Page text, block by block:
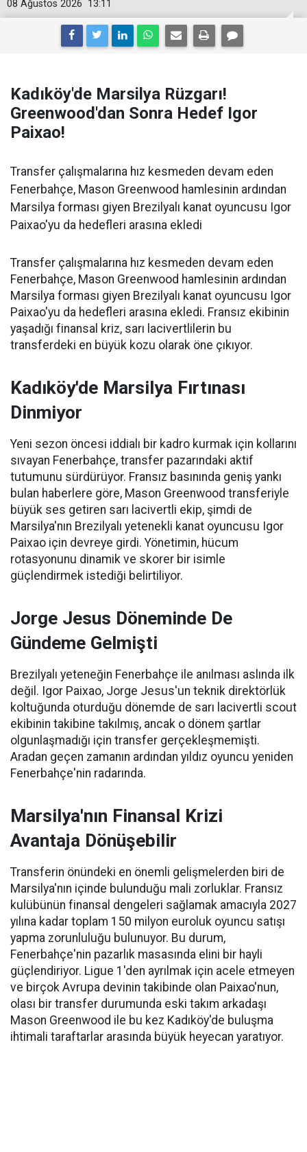
13:11
08 Ağustos 2026
Kadıköy'de Marsilya Rüzgarı!
Greenwood'dan Sonra Hedef Igor
Paixao!
Transfer çalışmalarına hız kesmeden devam eden
Fenerbahçe, Mason Greenwood hamlesinin ardından
Marsilya forması giyen Brezilyalı kanat oyuncusu Igor
Paixao'yu da hedefleri arasına ekledi
Transfer çalışmalarına hız kesmeden devam eden
Fenerbahçe, Mason Greenwood hamlesinin ardından
Marsilya forması giyen Brezilyalı kanat oyuncusu Igor
Paixao'yu da hedefleri arasına ekledi. Fransız ekibinin
yaşadığı finansal kriz, sarı lacivertlilerin bu
transferdeki en büyük kozu olarak öne çıkıyor.
Kadıköy'de Marsilya Fırtınası
Dinmiyor
Yeni sezon öncesi iddialı bir kadro kurmak için kollarını
sıvayan Fenerbahçe, transfer pazarındaki aktif
tutumunu sürdürüyor. Fransız basınında geniş yankı
bulan haberlere göre, Mason Greenwood transferiyle
büyük ses getiren sarı lacivertli ekip, şimdi de
Marsilya'nın Brezilyalı yetenekli kanat oyuncusu Igor
Paixao için devreye girdi. Yönetimin, hücum
rotasyonunu dinamik ve skorer bir isimle
güçlendirmek istediği belirtiliyor.
Jorge Jesus Döneminde De
Gündeme Gelmişti
Brezilyalı yeteneğin Fenerbahçe ile anılması aslında ilk
değil. Igor Paixao, Jorge Jesus'un teknik direktörlük
koltuğunda oturduğu dönemde de sarı lacivertli scout
ekibinin takibine takılmış, ancak o dönem şartlar
olgunlaşmadığı için transfer gerçekleşmemişti.
Aradan geçen zamanın ardından yıldız oyuncu yeniden
Fenerbahçe'nin radarında.
Marsilya'nın Finansal Krizi
Avantaja Dönüşebilir
Transferin önündeki en önemli gelişmelerden biri de
Marsilya'nın içinde bulunduğu mali zorluklar. Fransız
kulübünün finansal dengeleri sağlamak amacıyla 2027
yılına kadar toplam 150 milyon euroluk oyuncu satışı
yapma zorunluluğu bulunuyor. Bu durum,
Fenerbahçe'nin pazarlık masasında elini bir hayli
güçlendiriyor. Ligue 1'den ayrılmak için acele etmeyen
ve birçok Avrupa devinin takibinde olan Paixao'nun,
olası bir transfer durumunda eski takım arkadaşı
Mason Greenwood ile bu kez Kadıköy'de buluşma
ihtimali taraftarlar arasında büyük heyecan yaratıyor.